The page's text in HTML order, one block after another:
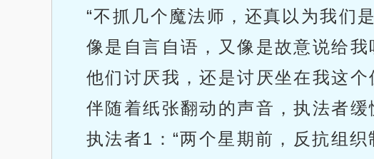
“不抓几个魔法师，还真以为我们
像是自言自语，又像是故意说给
他们讨厌我，还是讨厌坐在我这个
伴随着纸张翻动的声音，执法者缓
执法者1：“两个星期前，反抗组